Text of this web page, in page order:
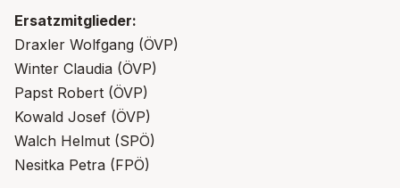
Ersatzmitglieder:
Draxler Wolfgang (ÖVP)
Winter Claudia (ÖVP)
Papst Robert (ÖVP)
Kowald Josef (ÖVP)
Walch Helmut (SPÖ)
Nesitka Petra (FPÖ)